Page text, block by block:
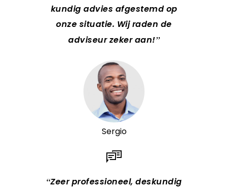
kundig advies afgestemd op
onze situatie. Wij raden de
adviseur zeker aan!
Sergio
Zeer professioneel, deskundig